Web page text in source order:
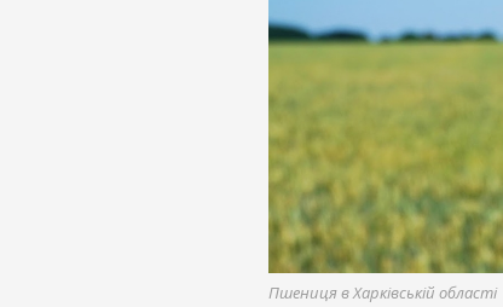
Пшениця в Харківській області